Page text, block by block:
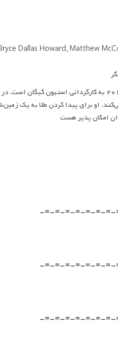
طلا ، یک فیلم ماجرایی محصول سال ۲۰۱۶ به
او برای پیدا کردن طلا به یک
-=-=-=-=-=-=-
-=-=-=-=-=-=-
-=-=-=-=-=-=-